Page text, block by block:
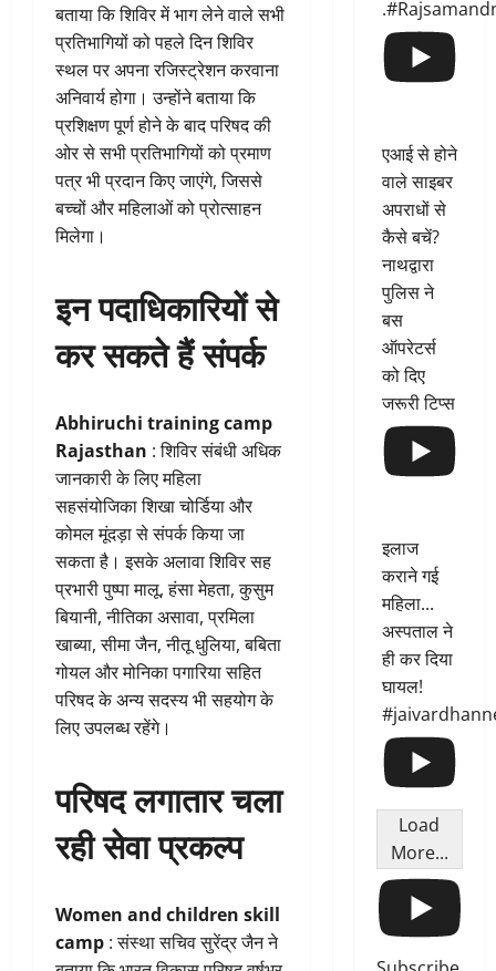
बताया कि शिविर में भाग लेने वाले सभी
प्रतिभागियों को पहले दिन शिविर
स्थल पर अपना रजिस्ट्रेशन करवाना
अनिवार्य होगा। उन्होंने बताया कि
प्रशिक्षण पूर्ण होने के बाद परिषद की
ओर से सभी प्रतिभागियों को प्रमाण
पत्र भी प्रदान किए जाएंगे, जिससे
बच्चों और महिलाओं को प्रोत्साहन
मिलेगा।
इन पदाधिकारियों से
कर सकते हैं संपर्क
Abhiruchi training camp
Rajasthan : शिविर संबंधी अधिक
जानकारी के लिए महिला
सहसंयोजिका शिखा चोर्डिया और
कोमल मूंदड़ा से संपर्क किया जा
सकता है। इसके अलावा शिविर सह
प्रभारी पुष्पा मालू, हंसा मेहता, कुसुम
बियानी, नीतिका असावा, प्रमिला
खाब्या, सीमा जैन, नीतू धुलिया, बबिता
गोयल और मोनिका पगारिया सहित
परिषद के अन्य सदस्य भी सहयोग के
लिए उपलब्ध रहेंगे।
परिषद लगातार चला
रही सेवा प्रकल्प
Women and children skill
camp : संस्था सचिव सुरेंद्र जैन ने
एआई से होने
वाले साइबर
अपराधों से
कैसे बचें?
नाथद्वारा
पुलिस ने
बस
ऑपरेटर्स
को दिए
जरूरी टिप्स
इलाज
कराने गई
महिला...
अस्पताल ने
ही कर दिया
घायल!
Load
More...